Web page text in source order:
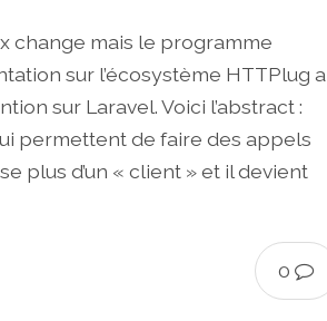
change mais le programme
sur l’écosystème HTTPlug a
sur Laravel. Voici l’abstract :
permettent de faire des appels
plus d’un « client » et il devient
0